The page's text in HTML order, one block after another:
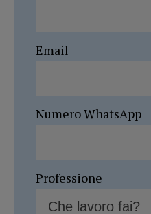
Email
Numero WhatsApp
Professione